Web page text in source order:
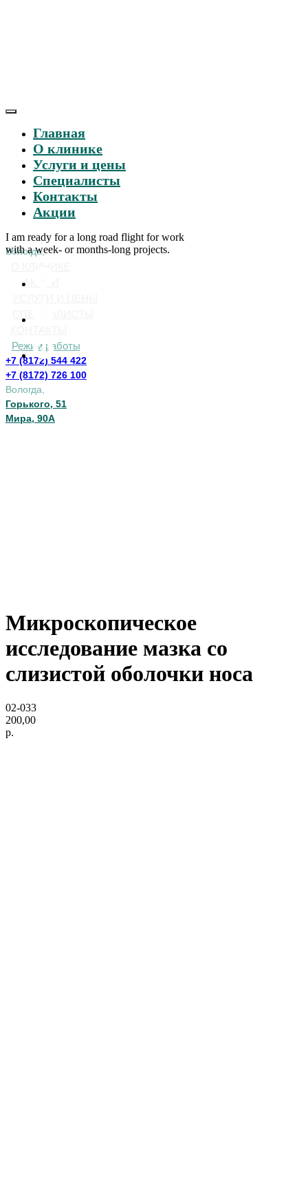
Вологда,
АКЦИИ
Режим работы
+7 (8172) 544 422
+7 (8172) 726 100
Вологда,
Горького, 51
Мира, 90А
Главная
О клинике
Услуги и цены
Специалисты
Контакты
Акции
I am ready for a long road flight for work
with a week- or months-long projects.
Микроскопическое
исследование мазка со
слизистой оболочки носа
02-033
200,00
р.